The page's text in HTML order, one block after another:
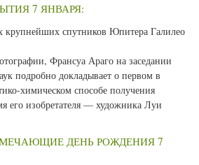
7 ЯНВАРЯ:
крупнейших спутников Юпитера Галилео
Франсуа Араго на заседании
подробно докладывает о первом в
химическом способе получения
его изобретателя — художника Луи
ДЕНЬ РОЖДЕНИЯ 7